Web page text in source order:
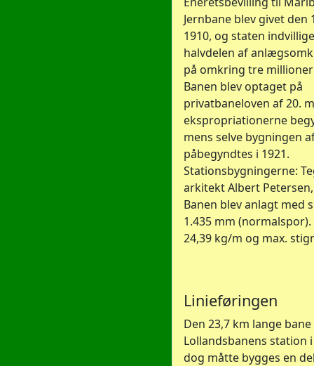
Jernbane blev givet den
1910, og staten
halvdelen af
på omkring tre
Banen blev optaget på
privatbaneloven af 20.
ekspropriationerne
mens selve bygningen
påbegyndtes i 1921.
Stationsbygningerne:
arkitekt Albert
Banen blev anlagt med
1.435 mm
24,39 kg/m og max.
Linieføringen
Den 23,7 km lange
Lollandsbanens station
dog måtte bygges en